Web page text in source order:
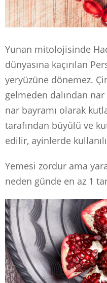
Yunan mitolojisinde
dünyasına kaçırılan
yeryüzüne dönemez.
gelmeden dalından nar
nar bayramı olarak
tarafından büyülü ve
edilir, ayinlerde
Yemesi zordur ama
neden günde en az 1